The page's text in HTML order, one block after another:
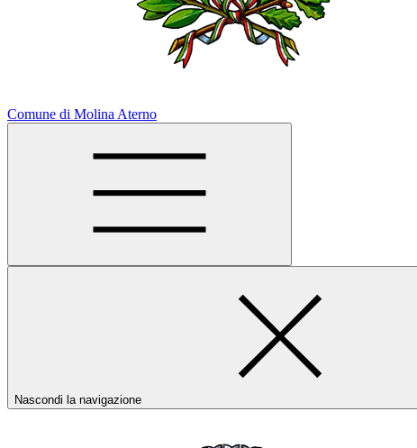
Comune di Molina Aterno
Nascondi la navigazione